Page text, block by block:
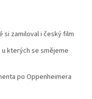
si zamiloval i český film
kterých se smějeme
po Oppenheimera